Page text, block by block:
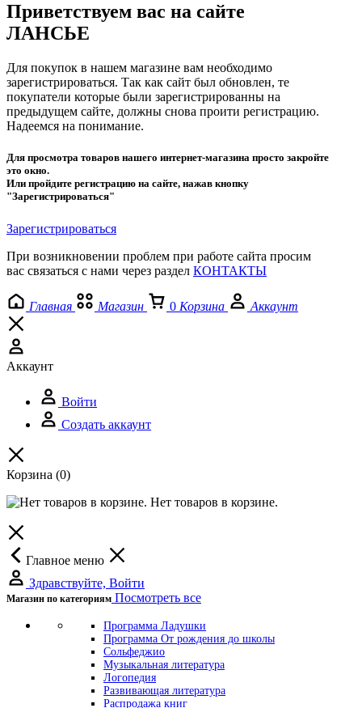
Приветствуем вас на сайте
ЛАНСЬЕ
Для покупок в нашем магазине вам необходимо
зарегистрироваться. Так как сайт был обновлен, те
покупатели которые были зарегистрированны на
предыдущем сайте, должны снова проити регистрацию.
Надеемся на понимание.
Для просмотра товаров нашего интернет-магазина просто закройте
это окно.
Или пройдите регистрацию на сайте, нажав кнопку
"Зарегистрироваться"
Зарегистрироваться
При возникновении проблем при работе сайта просим
вас связаться с нами через раздел КОНТАКТЫ
Главная Магазин 0 Корзина Аккаунт
Аккаунт
Войти
Создать аккаунт
Корзина (0)
Нет товаров в корзине.
Главное меню
Здравствуйте, Войти
Магазин по категориям Посмотреть все
Программа Ладушки
Программа От рождения до школы
Сольфеджио
Музыкальная литература
Логопедия
Развивающая литература
Распродажа книг